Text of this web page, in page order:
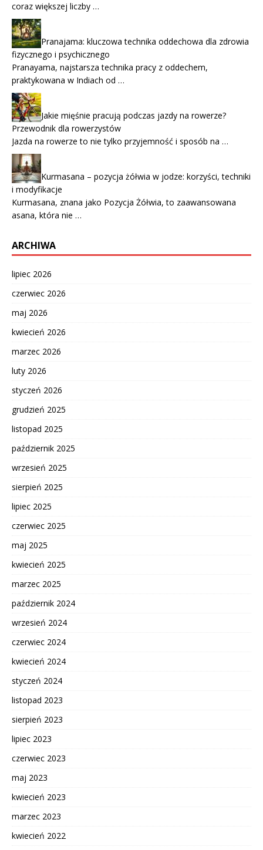
coraz większej liczby …
Pranajama: kluczowa technika oddechowa dla zdrowia
fizycznego i psychicznego
Pranayama, najstarsza technika pracy z oddechem,
praktykowana w Indiach od …
Jakie mięśnie pracują podczas jazdy na rowerze?
Przewodnik dla rowerzystów
Jazda na rowerze to nie tylko przyjemność i sposób na …
Kurmasana – pozycja żółwia w jodze: korzyści, techniki
i modyfikacje
Kurmasana, znana jako Pozycja Żółwia, to zaawansowana
asana, która nie …
ARCHIWA
lipiec 2026
czerwiec 2026
maj 2026
kwiecień 2026
marzec 2026
luty 2026
styczeń 2026
grudzień 2025
listopad 2025
październik 2025
wrzesień 2025
sierpień 2025
lipiec 2025
czerwiec 2025
maj 2025
kwiecień 2025
marzec 2025
październik 2024
wrzesień 2024
czerwiec 2024
kwiecień 2024
styczeń 2024
listopad 2023
sierpień 2023
lipiec 2023
czerwiec 2023
maj 2023
kwiecień 2023
marzec 2023
kwiecień 2022